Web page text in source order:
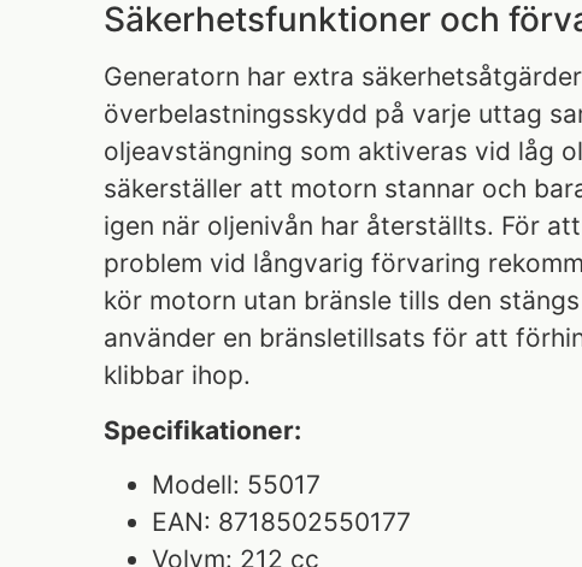
Säkerhetsfunktioner och
Generatorn har extra
överbelastningsskydd på varje uttag
oljeavstängning som aktiveras vid låg
säkerställer att motorn stannar och
igen när oljenivån har återställts. För
problem vid långvarig förvaring
kör motorn utan bränsle tills den
använder en bränsletillsats för att
klibbar ihop.
Specifikationer:
Modell: 55017
EAN: 8718502550177
Volym: 212 cc